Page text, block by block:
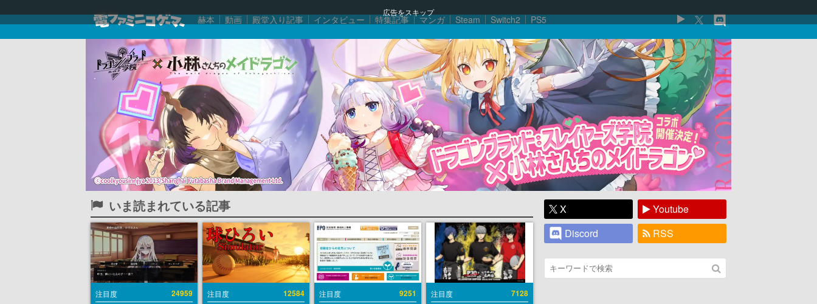
広告をスキップ
赫本 動画 殿堂入り記事 インタビュー 特集記事 マンガ Steam Switch2 PS5
いま読まれている記事
注目度 24959 注目度 12584 注目度 9251 注目度 7128
X
Youtube
Discord
RSS